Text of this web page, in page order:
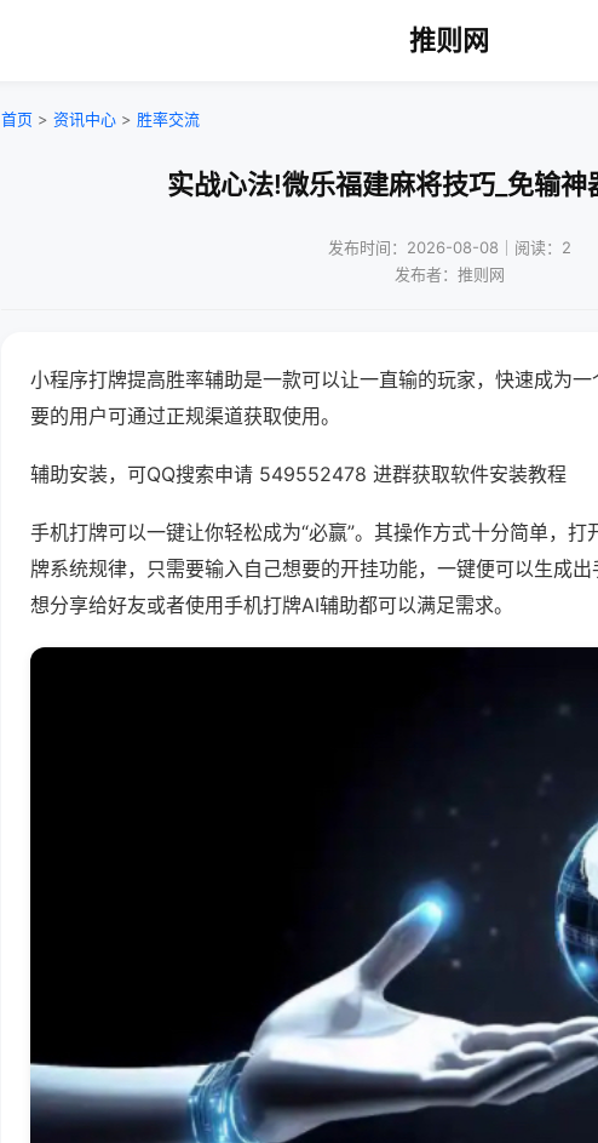
推则网
首页 > 资讯中心 > 胜率交流
实战心法!微乐福建麻将技巧_免输
发布时间：2026-08-08｜阅读：2
发布者：推则网
小程序打牌提高胜率辅助是一款可以让一直输的玩家，快速成为一
要的用户可通过正规渠道获取使用。
辅助安装，可QQ搜索申请 549552478 进群获取软件安装教程
手机打牌可以一键让你轻松成为“必赢”。其操作方式十分简单，
牌系统规律，只需要输入自己想要的开挂功能，一键便可以生成
想分享给好友或者使用手机打牌AI辅助都可以满足需求。